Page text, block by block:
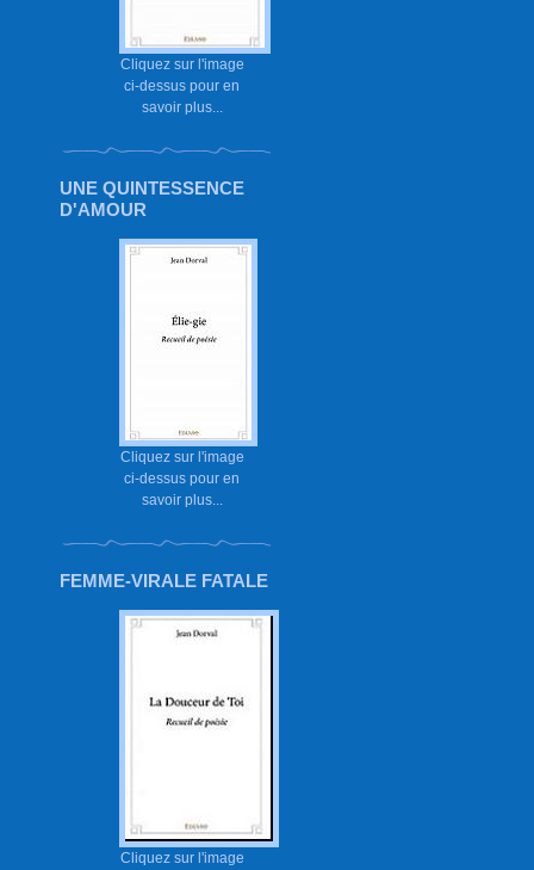
Cliquez sur l'image
ci-dessus pour en
savoir plus...
UNE QUINTESSENCE
D'AMOUR
Cliquez sur l'image
ci-dessus pour en
savoir plus...
FEMME-VIRALE FATALE
Cliquez sur l'image